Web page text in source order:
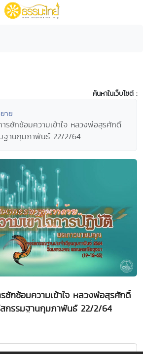
ค้นหาในเว็บไซต์ :
าย
รซักซ้อมความเข้าใจ หลวงพ่อสุรศักดิ์
ฐานกุมภาพันธ์ 22/2/64
ซักซ้อมความเข้าใจ หลวงพ่อสุรศักดิ์
กรรมฐานกุมภาพันธ์ 22/2/64